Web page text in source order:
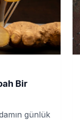
Bir
günlük